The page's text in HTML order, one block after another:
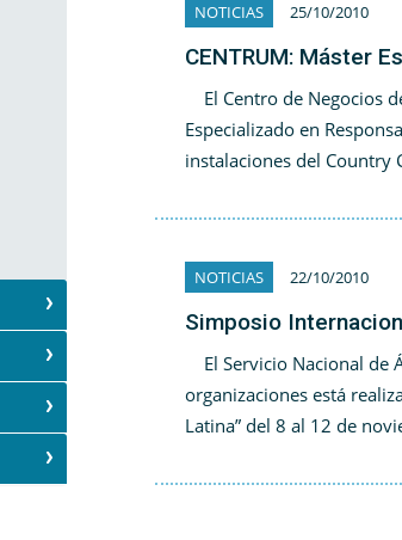
NOTICIAS 25/10/2010
CENTRUM: Máster
El Centro de Negocios
Especializado en
instalaciones del
NOTICIAS 22/10/2010
Simposio
El Servicio Nacional de
organizaciones está
Latina” del 8 al 12 de